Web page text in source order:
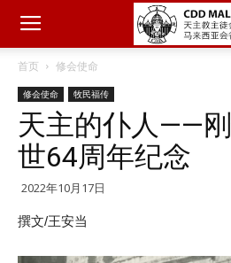
首页 修会使命
修会使命 牧民福传
天主的仆人——
世64周年纪念
2022年10月17日
撰文/王安当